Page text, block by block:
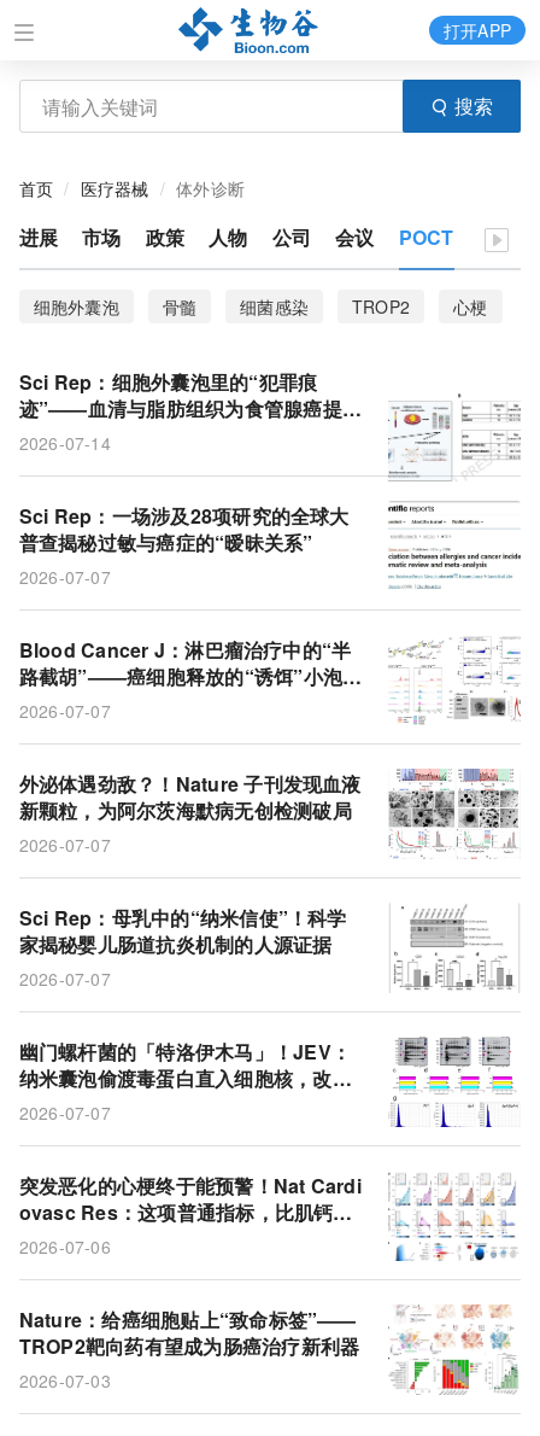
搜索
打开APP
首页 医疗器械 体外诊断
进展 市场 政策 人物 公司 会议 POCT
细胞外囊泡 骨髓 细菌感染 TROP2
心梗
生物标志物
体外模型 炎症
N-糖基化
小细胞外囊泡
结直肠癌
类器官
癌症筛查
癌症发生率 关联强度
哮喘
耐药性
SECrifuge
母乳 坏死性小肠结肠炎
基质蛋白
阿尔茨海默病
弥漫大B细胞淋巴瘤
CD20抗原
炎症反应
Sci Rep：细胞外囊泡里的“犯罪痕
迹”——血清与脂肪组织为食管腺癌提供
新线索
2026-07-14
Sci Rep：一场涉及28项研究的全球大
普查揭秘过敏与癌症的“暧昧关系”
2026-07-07
Blood Cancer J：淋巴瘤治疗中的“半
路截胡”——癌细胞释放的“诱饵”小泡或
会让靶向药功亏一篑
2026-07-07
外泌体遇劲敌？！Nature 子刊发现血液
新颗粒，为阿尔茨海默病无创检测破局
2026-07-07
Sci Rep：母乳中的“纳米信使”！科学
家揭秘婴儿肠道抗炎机制的人源证据
2026-07-07
幽门螺杆菌的「特洛伊木马」！JEV：
纳米囊泡偷渡毒蛋白直入细胞核，改写
胃癌致病认知
2026-07-07
突发恶化的心梗终于能预警！Nat Cardi
ovasc Res：这项普通指标，比肌钙蛋
白还准
2026-07-06
Nature：给癌细胞贴上“致命标签”——
TROP2靶向药有望成为肠癌治疗新利器
2026-07-03